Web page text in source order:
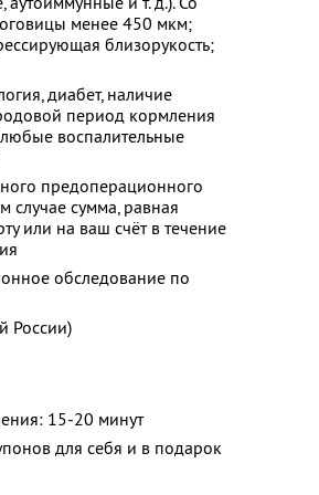
менее 450 мкм;
близорукость;
диабет, наличие
период кормления
воспалительные
предоперационного
случае сумма, равная
или на ваш счёт в течение
обследование по
России)
15-20 минут
для себя и в подарок